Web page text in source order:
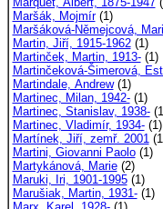
Maršák, Mojmír(1)
Maršáková-Němejcová,
Martin, Jiří, 1915-1962(1)
Martinček, Martin, 1913-(1)
Martinčeková-Šimerová,
Martindale, Andrew(1)
Martinec, Milan, 1942-(1)
Martinec, Stanislav, 1938-
Martinec, Vladimír, 1934-(1)
Martínek, Jiří, zemř. 2001
Martini, Giovanni Paolo(1)
Martykánová, Marie(2)
Maruki, Iri, 1901-1995(1)
Marušiak, Martin, 1931-(1)